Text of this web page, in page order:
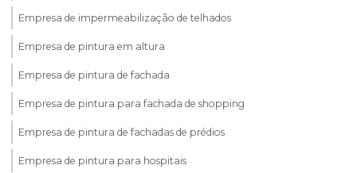
Empresa de impermeabilização de telhados
Empresa de pintura em altura
Empresa de pintura de fachada
Empresa de pintura para fachada de shopping
Empresa de pintura de fachadas de prédios
Empresa de pintura para hospitais